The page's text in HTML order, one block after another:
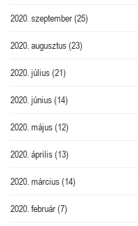
2020. szeptember(25)
2020. augusztus(23)
2020. július(21)
2020. június(14)
2020. május(12)
2020. április(13)
2020. március(14)
2020. február(7)